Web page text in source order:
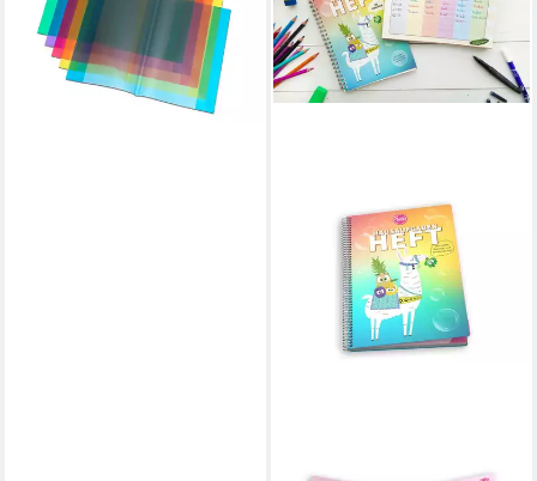
Hefthülle DIN A5 / Farbe:
transparent blau
0,15 €
lieferbar - in 2-3 Werktagen bei dir